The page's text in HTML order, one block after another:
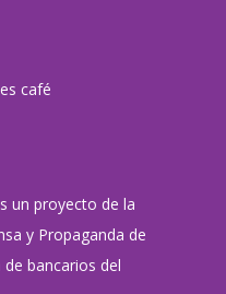
café
un proyecto de la
y Propaganda de
de bancarios del